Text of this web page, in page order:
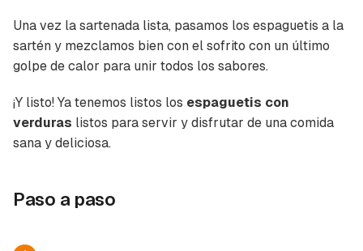
Una vez la sartenada lista, pasamos los espaguetis a la
sartén y mezclamos bien con el sofrito con un último
golpe de calor para unir todos los sabores.
¡Y listo! Ya tenemos listos los espaguetis con
verduras listos para servir y disfrutar de una comida
sana y deliciosa.
Paso a paso